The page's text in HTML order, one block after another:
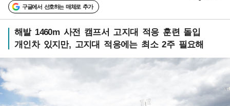
구글에서 선호하는 매체로 추가
해발 1460m 사전 캠프서 고지대 적응 훈련 돌입
개인차 있지만, 고지대 적응에는 최소 2주 필요해